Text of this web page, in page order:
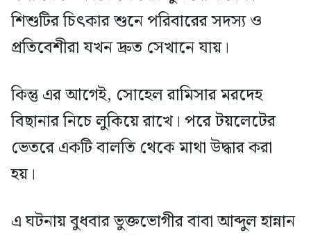
শিশুটির চিৎকার শুনে পরিবারের সদস্য ও
প্রতিবেশীরা যখন দ্রুত সেখানে যায়।
কিন্তু এর আগেই, সোহেল রামিসার মরদেহ
বিছানার নিচে লুকিয়ে রাখে। পরে টয়লেটের
ভেতরে একটি বালতি থেকে মাথা উদ্ধার করা
হয়।
এ ঘটনায় বুধবার ভুক্তভোগীর বাবা আব্দুল হান্নান